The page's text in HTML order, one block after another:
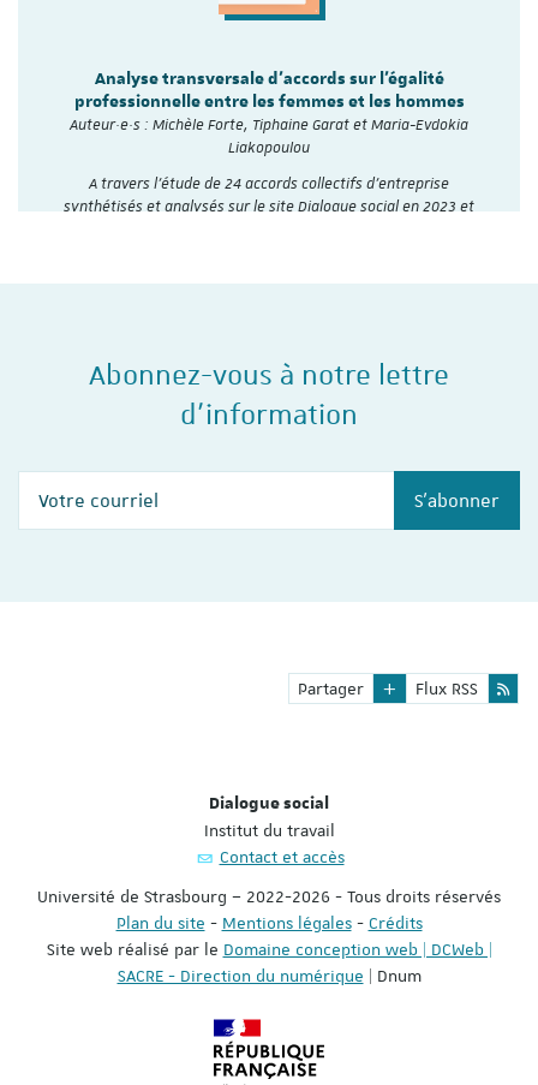
Analyse transversale d'accords sur l'égalité
professionnelle entre les femmes et les hommes
Auteur·e·s : Michèle Forte, Tiphaine Garat et Maria-Evdokia
Liakopoulou
A travers l’étude de 24 accords collectifs d’entreprise
synthétisés et analysés sur le site Dialogue social en 2023 et
Abonnez-vous à notre lettre
d'information
S'abonner
Partager Flux RSS
Dialogue social
Institut du travail
Contact et accès
Université de Strasbourg – 2022-2026 - Tous droits réservés
Plan du site - Mentions légales- Crédits
Site web réalisé par le Domaine conception web | DCWeb |
SACRE - Direction du numérique | Dnum